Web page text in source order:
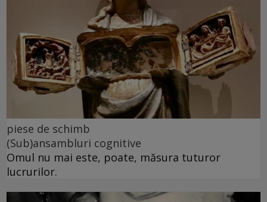
piese de schimb
(Sub)ansambluri cognitive
Omul nu mai este, poate, măsura tuturor
lucrurilor.